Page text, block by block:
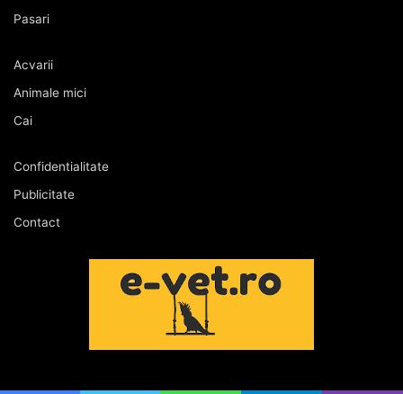
Pasari
Acvarii
Animale mici
Cai
Confidentialitate
Publicitate
Contact